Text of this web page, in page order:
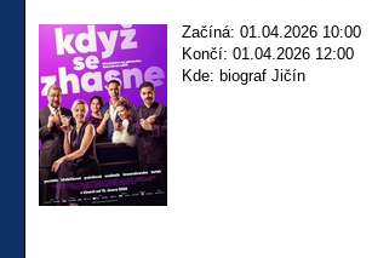
Začíná: 01.04.2026 10:00
Končí: 01.04.2026 12:00
Kde: biograf Jičín